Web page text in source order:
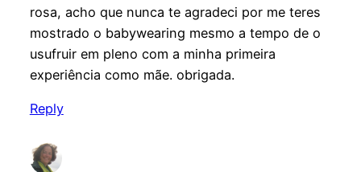
rosa, acho que nunca te agradeci por me teres
mostrado o babywearing mesmo a tempo de o
usufruir em pleno com a minha primeira
experiência como mãe. obrigada.
Reply